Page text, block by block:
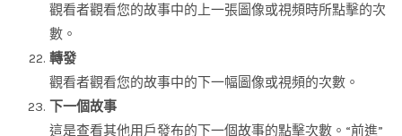
觀看者觀看您的故事中的上一張圖像或視頻時所點擊的次
數。
轉發
觀看者觀看您的故事中的下一幅圖像或視頻的次數。
下一個故事
這是查看其他用戶發布的下一個故事的點擊次數。“前進”